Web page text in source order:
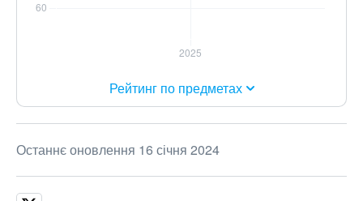
Рейтинг по предметах
Останнє оновлення 16 січня 2024